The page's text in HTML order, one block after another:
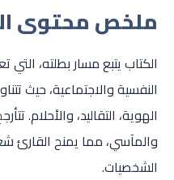
ملخص محتوى
الكتاب يتبع مسار بطلته،
النفسية والاجتماعية، حيث
الهوية، التقاليد، والأحلام.
والمآسي، مما يمنح القارئ
الشخصيات.